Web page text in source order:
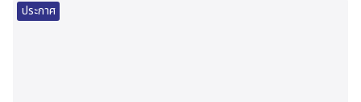
ประกาศ